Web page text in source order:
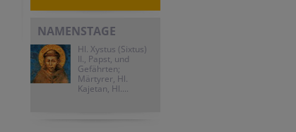
NAMENSTAGE
Hl. Xystus (Sixtus)
II., Papst, und
Gefährten;
Märtyrer, Hl.
Kajetan, Hl....